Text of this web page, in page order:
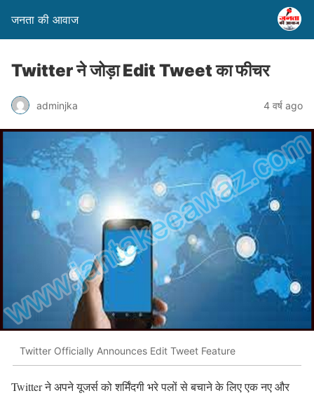
जनता की आवाज
Twitter ने जोड़ा Edit Tweet का फीचर
adminjka 4 वर्ष ago
Twitter Officially Announces Edit Tweet Feature
Twitter ने अपने यूजर्स को शर्मिंदगी भरे पलों से बचाने के लिए एक नए और